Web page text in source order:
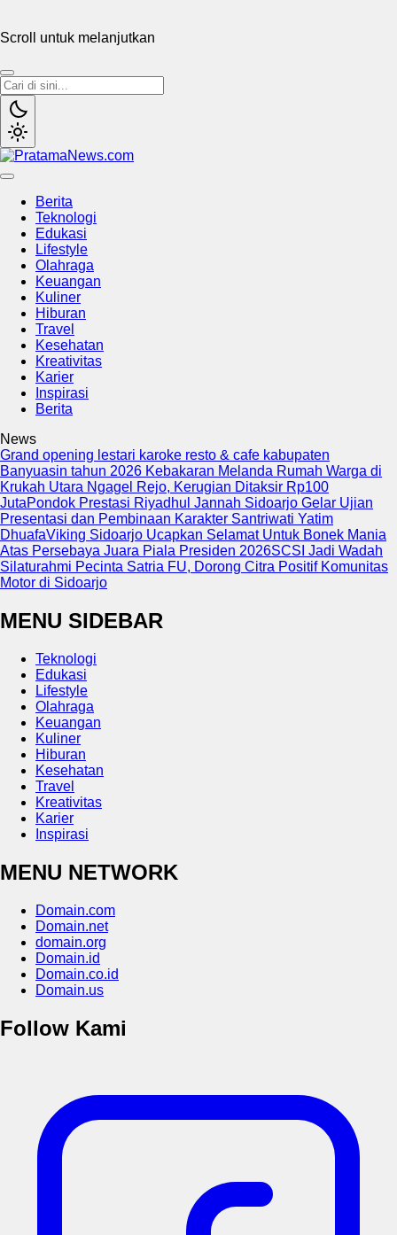
Scroll untuk melanjutkan
Berita
Teknologi
Edukasi
Lifestyle
Olahraga
Keuangan
Kuliner
Hiburan
Travel
Kesehatan
Kreativitas
Karier
Inspirasi
Berita
News
Grand opening lestari karoke resto & cafe kabupaten
Banyuasin tahun 2026 Kebakaran Melanda Rumah Warga di
Krukah Utara Ngagel Rejo, Kerugian Ditaksir Rp100
JutaPondok Prestasi Riyadhul Jannah Sidoarjo Gelar Ujian
Presentasi dan Pembinaan Karakter Santriwati Yatim
DhuafaViking Sidoarjo Ucapkan Selamat Untuk Bonek Mania
Atas Persebaya Juara Piala Presiden 2026SCSI Jadi Wadah
Silaturahmi Pecinta Satria FU, Dorong Citra Positif Komunitas
Motor di Sidoarjo
MENU SIDEBAR
Teknologi
Edukasi
Lifestyle
Olahraga
Keuangan
Kuliner
Hiburan
Kesehatan
Travel
Kreativitas
Karier
Inspirasi
MENU NETWORK
Domain.com
Domain.net
domain.org
Domain.id
Domain.co.id
Domain.us
Follow Kami